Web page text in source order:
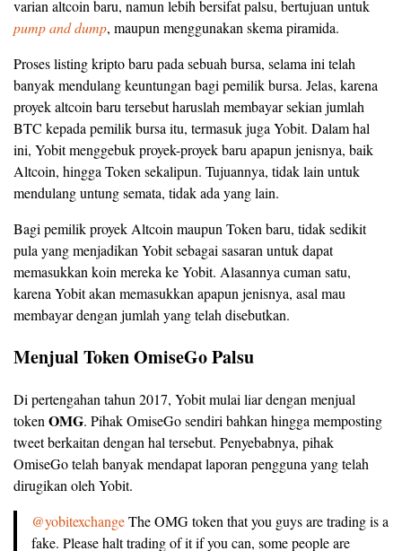
varian altcoin baru, namun lebih bersifat palsu, bertujuan untuk
pump and dump, maupun menggunakan skema piramida.
Proses listing kripto baru pada sebuah bursa, selama ini telah
banyak mendulang keuntungan bagi pemilik bursa. Jelas, karena
proyek altcoin baru tersebut haruslah membayar sekian jumlah
BTC kepada pemilik bursa itu, termasuk juga Yobit. Dalam hal
ini, Yobit menggebuk proyek-proyek baru apapun jenisnya, baik
Altcoin, hingga Token sekalipun. Tujuannya, tidak lain untuk
mendulang untung semata, tidak ada yang lain.
Bagi pemilik proyek Altcoin maupun Token baru, tidak sedikit
pula yang menjadikan Yobit sebagai sasaran untuk dapat
memasukkan koin mereka ke Yobit. Alasannya cuman satu,
karena Yobit akan memasukkan apapun jenisnya, asal mau
membayar dengan jumlah yang telah disebutkan.
Menjual Token OmiseGo Palsu
Di pertengahan tahun 2017, Yobit mulai liar dengan menjual
token OMG. Pihak OmiseGo sendiri bahkan hingga memposting
tweet berkaitan dengan hal tersebut. Penyebabnya, pihak
OmiseGo telah banyak mendapat laporan pengguna yang telah
dirugikan oleh Yobit.
@yobitexchangeThe OMG token that you guys are trading is a
fake. Please halt trading of it if you can, some people are